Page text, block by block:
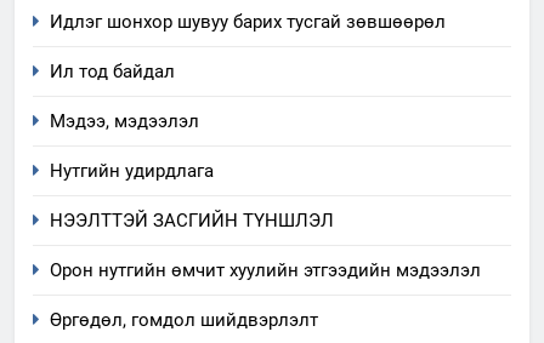
Идлэг шонхор шувуу барих тусгай зөвшөөрөл
Ил тод байдал
Мэдээ, мэдээлэл
Нутгийн удирдлага
НЭЭЛТТЭЙ ЗАСГИЙН ТҮНШЛЭЛ
Орон нутгийн өмчит хуулийн этгээдийн мэдээлэл
Өргөдөл, гомдол шийдвэрлэлт
хэмжээний төлөвлөгөө
аудитын дүгнэлт